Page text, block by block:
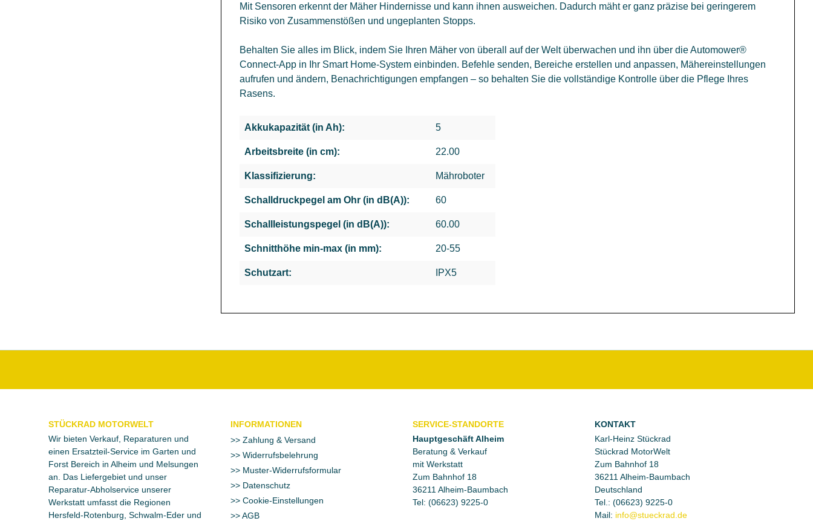
Mit Sensoren erkennt der Mäher Hindernisse und kann ihnen ausweichen. Dadurch mäht er ganz präzise bei geringerem
Risiko von Zusammenstößen und ungeplanten Stopps.
Behalten Sie alles im Blick, indem Sie Ihren Mäher von überall auf der Welt überwachen und ihn über die Automower®
Connect-App in Ihr Smart Home-System einbinden. Befehle senden, Bereiche erstellen und anpassen, Mähereinstellungen
aufrufen und ändern, Benachrichtigungen empfangen – so behalten Sie die vollständige Kontrolle über die Pflege Ihres
Rasens.
Akkukapazität (in Ah): 5
Arbeitsbreite (in cm): 22.00
Klassifizierung: Mähroboter
Schalldruckpegel am Ohr (in dB(A)): 60
Schallleistungspegel (in dB(A)): 60.00
Schnitthöhe min-max (in mm): 20-55
Schutzart: IPX5
STÜCKRAD MOTORWELT
Wir bieten Verkauf, Reparaturen und
einen Ersatzteil-Service im Garten und
Forst Bereich in Alheim und Melsungen
an. Das Liefergebiet und unser
Reparatur-Abholservice unserer
Werkstatt umfasst die Regionen
Hersfeld-Rotenburg, Schwalm-Eder und
INFORMATIONEN
Zahlung & Versand
Widerrufsbelehrung
Muster-Widerrufsformular
Datenschutz
Cookie-Einstellungen
AGB
SERVICE-STANDORTE
Hauptgeschäft Alheim
Beratung & Verkauf
mit Werkstatt
Zum Bahnhof 18
36211 Alheim-Baumbach
Tel: (06623) 9225-0
KONTAKT
Karl-Heinz Stückrad
Stückrad MotorWelt
Zum Bahnhof 18
36211 Alheim-Baumbach
Deutschland
Tel.: (06623) 9225-0
Mail: